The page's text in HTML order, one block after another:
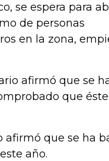
se espera para
de personas
en la zona,
afirmó que se
que
afirmó que se ha
año.